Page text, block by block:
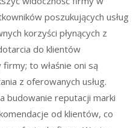
poszukujących usług
korzyści płynących z
do klientów
to właśnie oni są
z oferowanych usług.
budowanie reputacji marki
od klientów, co